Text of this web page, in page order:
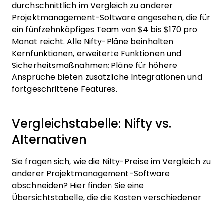
durchschnittlich im Vergleich zu anderer
Projektmanagement-Software angesehen, die für
ein fünfzehnköpfiges Team von $4 bis $170 pro
Monat reicht. Alle Nifty-Pläne beinhalten
Kernfunktionen, erweiterte Funktionen und
Sicherheitsmaßnahmen; Pläne für höhere
Ansprüche bieten zusätzliche Integrationen und
fortgeschrittene Features.
Vergleichstabelle: Nifty vs.
Alternativen
Sie fragen sich, wie die Nifty-Preise im Vergleich zu
anderer Projektmanagement-Software
abschneiden? Hier finden Sie eine
Übersichtstabelle, die die Kosten verschiedener